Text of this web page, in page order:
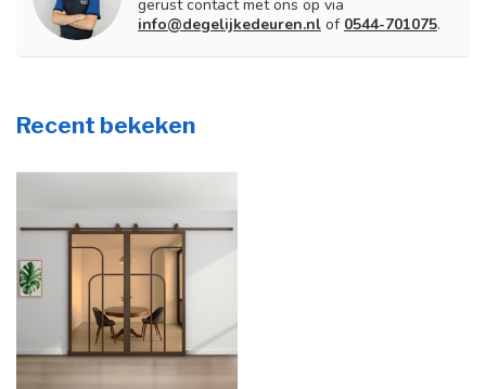
gerust contact met ons op via
info@degelijkedeuren.nl of 0544-701075.
Recent bekeken